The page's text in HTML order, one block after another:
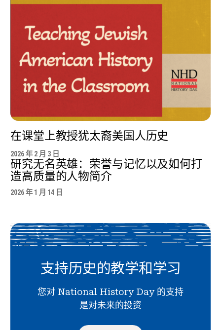
在课堂上教授犹太裔美国人历史
2026 年 2 月 3 日
研究无名英雄：荣誉与记忆以及如何打
造高质量的人物简介
2026 年 1 月 14 日
支持历史的教学和学习
您对 National History Day 的支持
是对未来的投资